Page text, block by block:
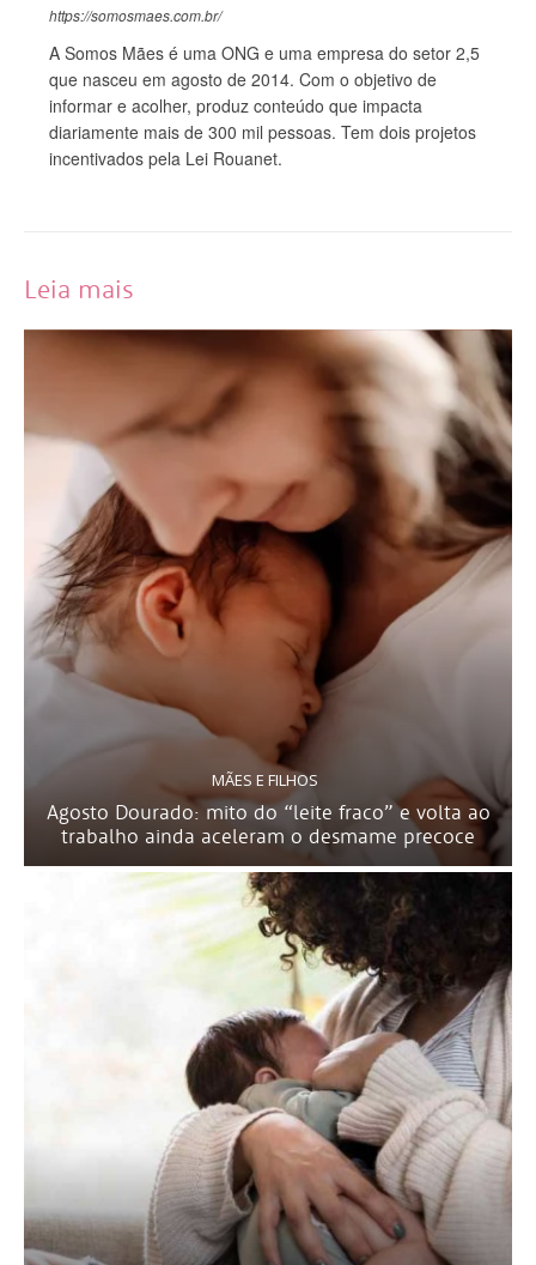
https://somosmaes.com.br/
A Somos Mães é uma ONG e uma empresa do setor 2,5
que nasceu em agosto de 2014. Com o objetivo de
informar e acolher, produz conteúdo que impacta
diariamente mais de 300 mil pessoas. Tem dois projetos
incentivados pela Lei Rouanet.
Leia mais
MÃES E FILHOS
Agosto Dourado: mito do “leite fraco” e volta ao
trabalho ainda aceleram o desmame precoce